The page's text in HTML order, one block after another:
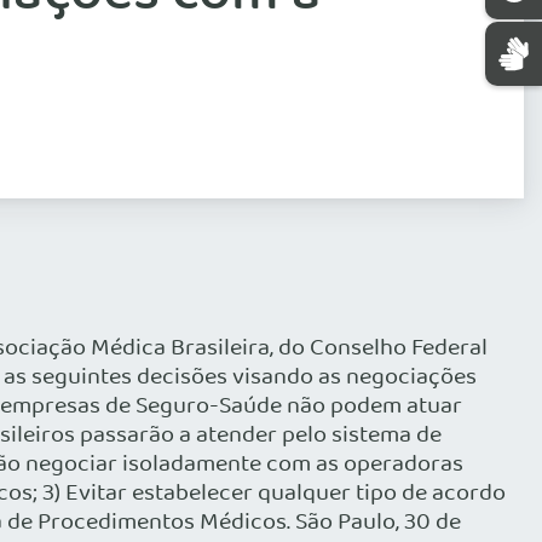
Médica Brasileira, do Conselho Federal
seguintes decisões visando as negociações
de Seguro-Saúde não podem atuar
passarão a atender pelo sistema de
negociar isoladamente com as operadoras
3) Evitar estabelecer qualquer tipo de acordo
Procedimentos Médicos. São Paulo, 30 de